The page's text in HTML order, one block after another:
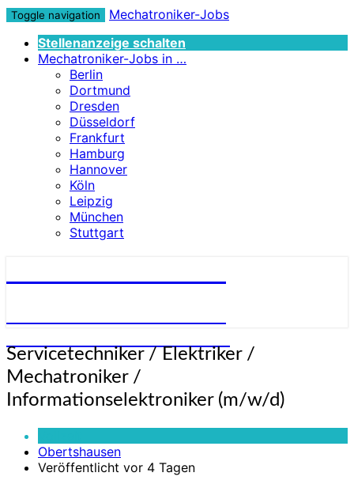
Toggle navigation
Mechatroniker-Jobs
Stellenanzeige schalten
Mechatroniker-Jobs in …
Berlin
Dortmund
Dresden
Düsseldorf
Frankfurt
Hamburg
Hannover
Köln
Leipzig
München
Stuttgart
Servicetechniker
/
Elektriker
Informationselektroniker
(m/w/d)
Servicetechniker / Elektriker /
Mechatroniker /
Informationselektroniker (m/w/d)
Obertshausen
Veröffentlicht vor 4 Tagen